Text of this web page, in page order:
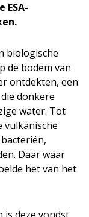
ESA-
biologische
de bodem van
ontdekten, een
donkere
water. Tot
vulkanische
Daar waar
het van het